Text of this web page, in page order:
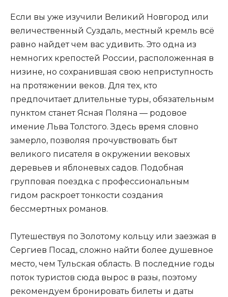
Если вы уже изучили Великий Новгород или
величественный Суздаль, местный кремль всё
равно найдет чем вас удивить. Это одна из
немногих крепостей России, расположенная в
низине, но сохранившая свою неприступность
на протяжении веков. Для тех, кто
предпочитает длительные туры, обязательным
пунктом станет Ясная Поляна — родовое
имение Льва Толстого. Здесь время словно
замерло, позволяя прочувствовать быт
великого писателя в окружении вековых
деревьев и яблоневых садов. Подобная
групповая поездка с профессиональным
гидом раскроет тонкости создания
бессмертных романов.
Путешествуя по Золотому кольцу или заезжая в
Сергиев Посад, сложно найти более душевное
место, чем Тульская область. В последние годы
поток туристов сюда вырос в разы, поэтому
рекомендуем бронировать билеты и даты